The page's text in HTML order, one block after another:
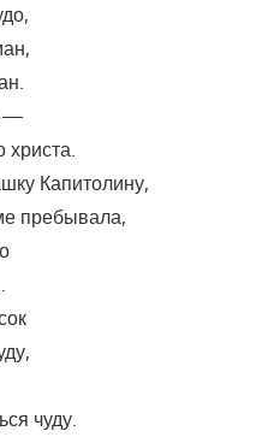
—
христа.
Капитолину,
пребывала,
чуду.